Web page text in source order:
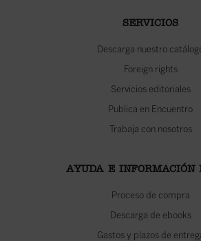
SERVICIOS
Descarga nuestro
Foreign rights
Servicios editoriales
Publica en Encuentro
Trabaja con nosotros
AYUDA E INFORMACIÓN
Proceso de compra
Descarga de ebooks
Gastos y plazos de